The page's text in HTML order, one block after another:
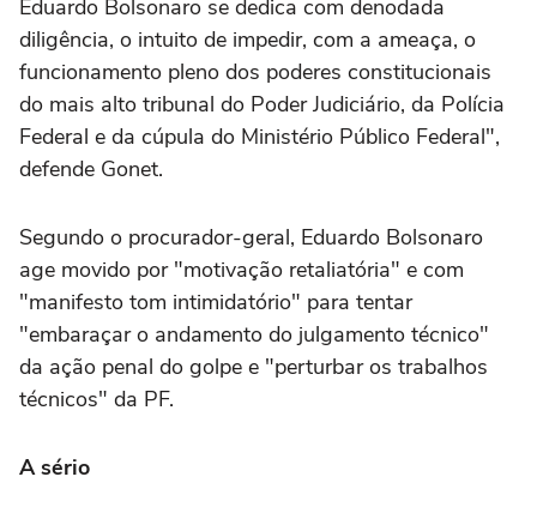
Eduardo Bolsonaro se dedica com denodada
diligência, o intuito de impedir, com a ameaça, o
funcionamento pleno dos poderes constitucionais
do mais alto tribunal do Poder Judiciário, da Polícia
Federal e da cúpula do Ministério Público Federal",
defende Gonet.
Segundo o procurador-geral, Eduardo Bolsonaro
age movido por "motivação retaliatória" e com
"manifesto tom intimidatório" para tentar
"embaraçar o andamento do julgamento técnico"
da ação penal do golpe e "perturbar os trabalhos
técnicos" da PF.
A sério